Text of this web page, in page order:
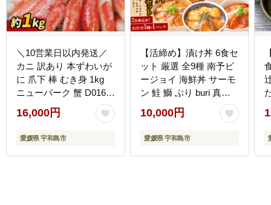
＼10営業日以内発送／
カニ 訳あり 本ずわいが
に 爪下 棒 むき身 1kg
ニューバーク 蟹 D016-
16,000円
愛媛県 宇和島市
【活締め】漬け丼 6食セ
ット 厳選 全9種 南予ビ
ージョイ 海鮮丼 サーモ
ン 鮭 鰤 ぶり buri 真鯛
たい タイ カンパチ シマ
アジ 縞鯵ヒラメ ヒラマ
サ D010-150005
10,000円
愛媛県 宇和島市